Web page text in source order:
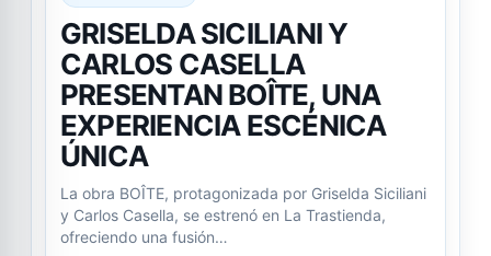
GRISELDA SICILIANI Y
CARLOS CASELLA
PRESENTAN BOÎTE, UNA
EXPERIENCIA ESCÉNICA
ÚNICA
La obra BOÎTE, protagonizada por Griselda Siciliani
y Carlos Casella, se estrenó en La Trastienda,
ofreciendo una fusión…